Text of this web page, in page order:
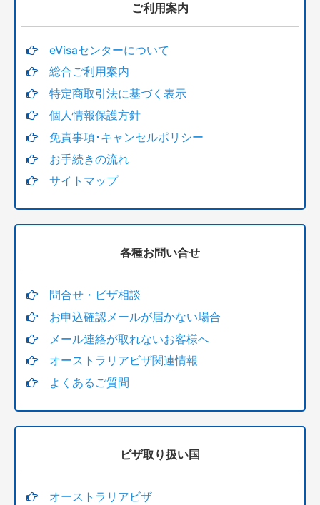
ご利用案内
eVisaセンターについて
総合ご利用案内
特定商取引法に基づく表示
個人情報保護方針
免責事項･キャンセルポリシー
お手続きの流れ
サイトマップ
各種お問い合せ
問合せ・ビザ相談
お申込確認メールが届かない場合
メール連絡が取れないお客様へ
オーストラリアビザ関連情報
よくあるご質問
ビザ取り扱い国
オーストラリアビザ